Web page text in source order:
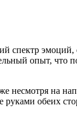
спектр
опыт, что
несмотря на
руками обеих